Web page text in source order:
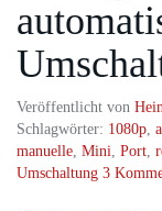
Veröffentlicht von
Schlagwörter: 1080p,
manuelle, Mini, Port,
Umschaltung 3